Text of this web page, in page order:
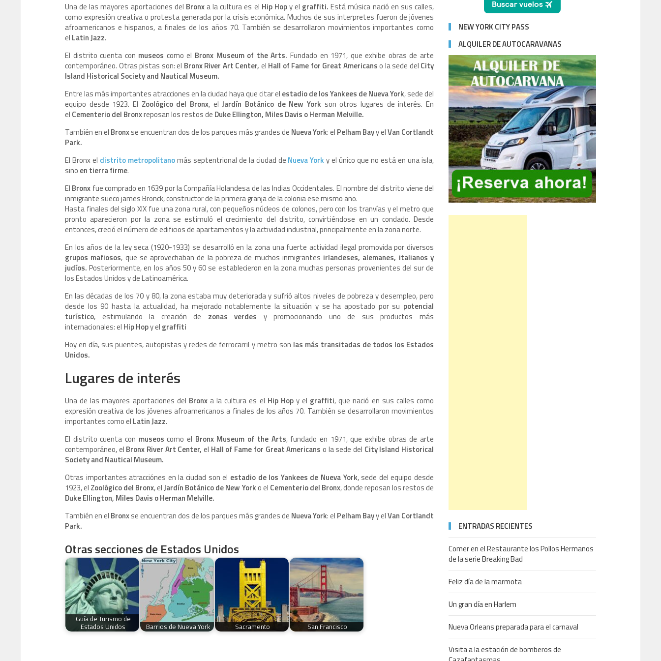
Una de las mayores aportaciones del Bronxa la cultura es el Hip Hopy el graffiti. Está música nació en sus calles,
como expresión creativa o protesta generada por la crisis económica. Muchos de sus interpretes fueron de jóvenes
afroamericanos e hispanos, a finales de los años 70. También se desarrollaron movimientos importantes como
el Latin Jazz.
El distrito cuenta con museos como el Bronx Museum of the Arts. Fundado en 1971, que exhibe obras de arte
contemporáneo. Otras pistas son: el Bronx River Art Center, el Hall of Fame for Great Americanso la sede del City
Island Historical Society and Nautical Museum.
Entre las más importantes atracciones en la ciudad haya que citar el estadio de los Yankees de Nueva York, sede del
equipo desde 1923. El Zoológico del Bronx, elJardín Botánico de New York son otros lugares de interés. En
el Cementerio del Bronxreposan los restos de Duke Ellington, Miles Davis o Herman Melville.
También en el Bronxse encuentran dos de los parques más grandes de Nueva York: el Pelham Bayy elVan Cortlandt
Park.
El Bronx el distrito metropolitanomás septentrional de la ciudad de Nueva York y el único que no está en una isla,
sino en tierra firme.
El Bronx fue comprado en 1639 por la Compañía Holandesa de las Indias Occidentales. El nombre del distrito viene del
inmigrante sueco james Bronck, constructor de la primera granja de la colonia ese mismo año.
Hasta finales del siglo XIX fue una zona rural, con pequeños núcleos de colonos, pero con los tranvías y el metro que
pronto aparecieron por la zona se estimuló el crecimiento del distrito, convirtiéndose en un condado. Desde
entonces, creció el número de edificios de apartamentos y la actividad industrial, principalmente en la zona norte.
En los años de la ley seca (1920-1933) se desarrolló en la zona una fuerte actividad ilegal promovida por diversos
grupos mafiosos, que se aprovechaban de la pobreza de muchos inmigrantes irlandeses, alemanes, italianos y
judíos. Posteriormente, en los años 50 y 60 se establecieron en la zona muchas personas provenientes del sur de
los Estados Unidos y de Latinoamérica.
En las décadas de los 70 y 80, la zona estaba muy deteriorada y sufrió altos niveles de pobreza y desempleo, pero
desde los 90 hasta la actualidad, ha mejorado notablemente la situación y se ha apostado por su potencial
turístico, estimulando la creación de zonas verdes y promocionando uno de sus productos más
internacionales: el Hip Hopy el graffiti
Hoy en día, sus puentes, autopistas y redes de ferrocarril y metro son las más transitadas de todos los Estados
Unidos.
Lugares de interés
Una de las mayores aportaciones del Bronxa la cultura es el Hip Hopy el graffiti, que nació en sus calles como
expresión creativa de los jóvenes afroamericanos a finales de los años 70. También se desarrollaron movimientos
importantes como el Latin Jazz.
El distrito cuenta con museos como el Bronx Museum of the Arts, fundado en 1971, que exhibe obras de arte
contemporáneo, el Bronx River Art Center, el Hall of Fame for Great Americans o la sede del City Island Historical
Society and Nautical Museum.
Otras importantes atracciónes en la ciudad son el estadio de los Yankees de Nueva York, sede del equipo desde
1923, el Zoológico del Bronx, elJardín Botánico de New Yorko el Cementerio del Bronx, donde reposan los restos de
Duke Ellington, Miles Davis o Herman Melville.
También en el Bronxse encuentran dos de los parques más grandes de Nueva York: el Pelham Bayy elVan Cortlandt
Park.
Otras secciones de Estados Unidos
Guía de Turismo de
Estados Unidos
Barrios de Nueva York Sacramento San Francisco
NEW YORK CITY PASS
ALQUILER DE AUTOCARAVANAS
ENTRADAS RECIENTES
Comer en el Restaurante los Pollos Hermanos
de la serie Breaking Bad
Feliz día de la marmota
Un gran día en Harlem
Nueva Orleans preparada para el carnaval
Visita a la estación de bomberos de